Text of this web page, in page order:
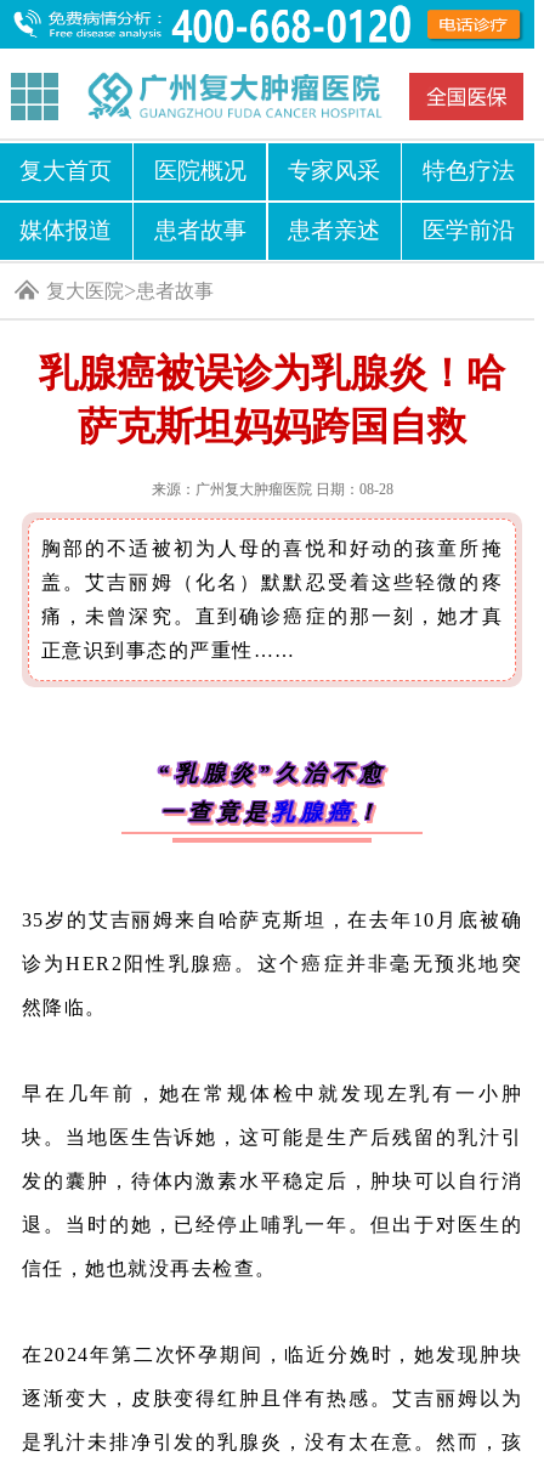
复大首页 医院概况 专家风采 特色疗法
媒体报道 患者故事 患者亲述 医学前沿
复大医院>患者故事
乳腺癌被误诊为乳腺炎！哈
萨克斯坦妈妈跨国自救
来源：广州复大肿瘤医院 日期：08-28
胸部的不适被初为人母的喜悦和好动的孩童所掩
盖。艾吉丽姆（化名）默默忍受着这些轻微的疼
痛，未曾深究。直到确诊癌症的那一刻，她才真
正意识到事态的严重性……
“乳腺炎”久治不愈
一查竟是乳腺癌！
35岁的艾吉丽姆来自哈萨克斯坦，在去年10月底被确
诊为HER2阳性乳腺癌。这个癌症并非毫无预兆地突
然降临。
早在几年前，她在常规体检中就发现左乳有一小肿
块。当地医生告诉她，这可能是生产后残留的乳汁引
发的囊肿，待体内激素水平稳定后，肿块可以自行消
退。当时的她，已经停止哺乳一年。但出于对医生的
信任，她也就没再去检查。
在2024年第二次怀孕期间，临近分娩时，她发现肿块
逐渐变大，皮肤变得红肿且伴有热感。 艾吉丽姆 以为
是乳汁未排净引发的乳腺炎，没有太在意。然而，孩